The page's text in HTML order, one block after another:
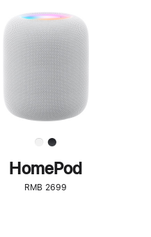
步
了
解
HomePod<
HomePod
RMB 2699